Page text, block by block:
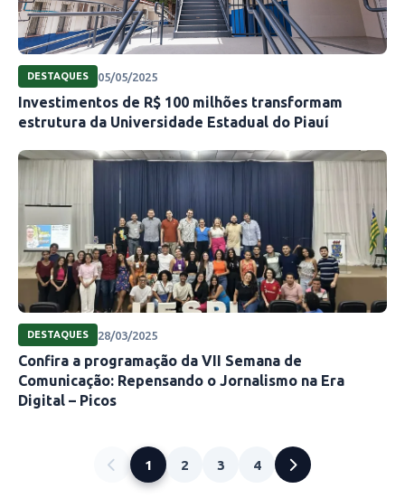
Myvrian Braga
este link:
https://editora.uespi.br/index.php/editora/catal
DESTAQUES 05/05/2025
Investimentos de R$ 100 milhões transformam
estrutura da Universidade Estadual do Piauí
DESTAQUES 28/03/2025
Confira a programação da VII Semana de
Comunicação: Repensando o Jornalismo na Era
Digital – Picos
1 2 3 4